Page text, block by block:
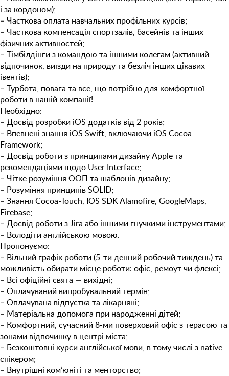
і за кордоном);
– Часткова оплата навчальних профільних курсів;
– Часткова компенсація спортзалів, басейнів та інших
фізичних активностей;
– Тімбілдінги з командою та іншими колегам (активний
відпочинок, виїзди на природу та безліч інших цікавих
івентів);
– Турбота, повага та все, що потрібно для комфортної
роботи в нашій компанії!
Необхідно:
– Досвід розробки iOS додатків від 2 років;
– Впевнені знання iOS Swift, включаючи iOS Cocoa
Framework;
– Досвід роботи з принципами дизайну Apple та
рекомендаціями щодо User Interface;
– Чітке розуміння ООП та шаблонів дизайну;
– Розуміння принципів SOLID;
– Знання Cocoa-Touch, IOS SDK Alamofire, GoogleMaps,
Firebase;
– Досвід роботи з Jira або іншими гнучкими інструментами;
– Володіти англійською мовою.
Пропонуємо:
– Вільний графік роботи (5-ти денний робочий тиждень) та
можливість обирати місце роботи: офіс, ремоут чи флексі;
– Всі офіційні свята — вихідні;
– Оплачуваний випробувальний термін;
– Оплачувана відпустка та лікарняні;
– Матеріальна допомога при народженні дітей;
– Комфортний, сучасний 8-ми поверховий офіс з терасою та
зонами відпочинку в центрі міста;
– Безкоштовнi курси англійської мови, в тому числі з native-
спікером;
– Внутрішні ком’юніті та менторство;